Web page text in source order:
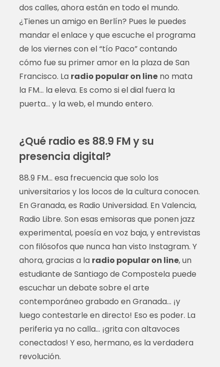
dos calles, ahora están en todo el mundo.
¿Tienes un amigo en Berlín? Pues le puedes
mandar el enlace y que escuche el programa
de los viernes con el “tío Paco” contando
cómo fue su primer amor en la plaza de San
Francisco. La radio popular on lineno mata
la FM… la eleva. Es como si el dial fuera la
puerta… y la web, el mundo entero.
¿Qué radio es 88.9 FM y su
presencia digital?
88.9 FM… esa frecuencia que solo los
universitarios y los locos de la cultura conocen.
En Granada, es Radio Universidad. En Valencia,
Radio Libre. Son esas emisoras que ponen jazz
experimental, poesía en voz baja, y entrevistas
con filósofos que nunca han visto Instagram. Y
ahora, gracias a la radio popular on line, un
estudiante de Santiago de Compostela puede
escuchar un debate sobre el arte
contemporáneo grabado en Granada… ¡y
luego contestarle en directo! Eso es poder. La
periferia ya no calla… ¡grita con altavoces
conectados! Y eso, hermano, es la verdadera
revolución.